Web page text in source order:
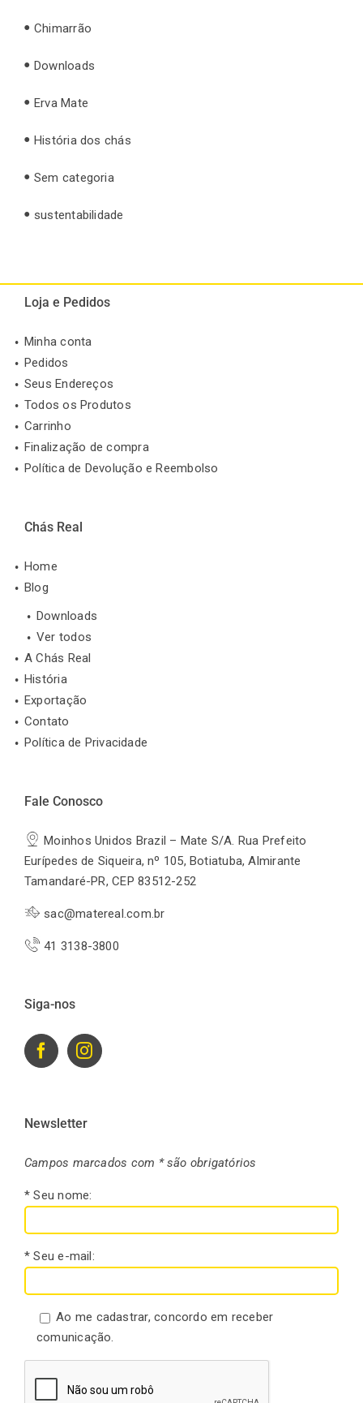
Chimarrão
Downloads
Erva Mate
História dos chás
Sem categoria
sustentabilidade
Loja e Pedidos
Minha conta
Pedidos
Seus Endereços
Todos os Produtos
Carrinho
Finalização de compra
Política de Devolução e Reembolso
Chás Real
Home
Blog
Downloads
Ver todos
A Chás Real
História
Exportação
Contato
Política de Privacidade
Fale Conosco
Moinhos Unidos Brazil – Mate S/A. Rua Prefeito
Eurípedes de Siqueira, nº 105, Botiatuba, Almirante
Tamandaré-PR, CEP 83512-252
sac@matereal.com.br
41 3138-3800
Siga-nos
Newsletter
Campos marcados com * são obrigatórios
* Seu nome:
* Seu e-mail:
Ao me cadastrar, concordo em receber
comunicação.